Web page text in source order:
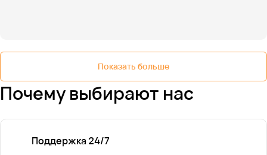
Показать больше
Почему выбирают нас
Поддержка 24/7